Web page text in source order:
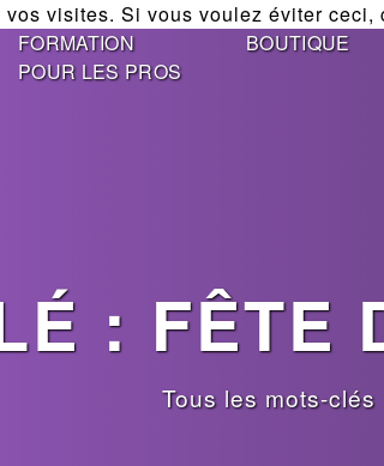
visites. Si vous voulez éviter ceci,
FORMATION
POUR LES PROS
BOUTIQUE
: FÊTE
Tous les mots-clés